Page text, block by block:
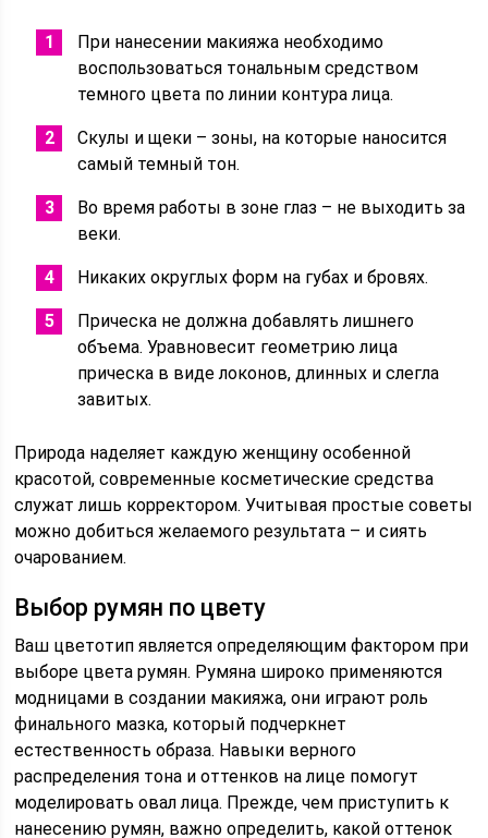
При нанесении макияжа необходимо
воспользоваться тональным средством
темного цвета по линии контура лица.
Скулы и щеки – зоны, на которые наносится
самый темный тон.
Во время работы в зоне глаз – не выходить за
веки.
Никаких округлых форм на губах и бровях.
Прическа не должна добавлять лишнего
объема. Уравновесит геометрию лица
прическа в виде локонов, длинных и слегла
завитых.
Природа наделяет каждую женщину особенной
красотой, современные косметические средства
служат лишь корректором. Учитывая простые советы
можно добиться желаемого результата – и сиять
очарованием.
Выбор румян по цвету
Ваш цветотип является определяющим фактором при
выборе цвета румян. Румяна широко применяются
модницами в создании макияжа, они играют роль
финального мазка, который подчеркнет
естественность образа. Навыки верного
распределения тона и оттенков на лице помогут
моделировать овал лица. Прежде, чем приступить к
нанесению румян, важно определить, какой оттенок